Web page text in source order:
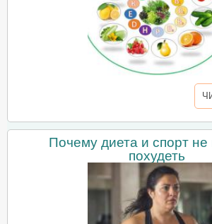
Почему диета и спорт не
похудеть